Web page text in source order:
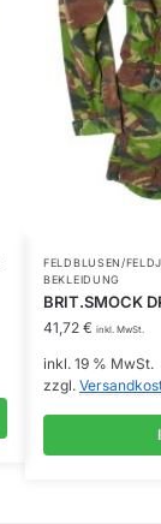
FELDBLUSEN/
BEKLEIDUNG
BRIT.SMOCK
41,72 € inkl. MwSt.
inkl. 19 % MwSt.
zzgl.